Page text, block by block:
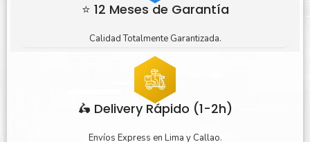
⭐ 12 Meses de Garantía
Calidad Totalmente Garantizada.
🛵 Delivery Rápido (1-2h)
Envíos Express en Lima y Callao.